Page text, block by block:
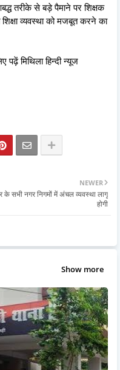
तरीके से बड़े पैमाने पर शिक्षक
व्यवस्था को मजबूत करने का
पढ़ें मिथिला हिन्दी न्यूज
NEWER
के सभी नगर निगमों में अंचल व्यवस्था लागू
होगी
Show more